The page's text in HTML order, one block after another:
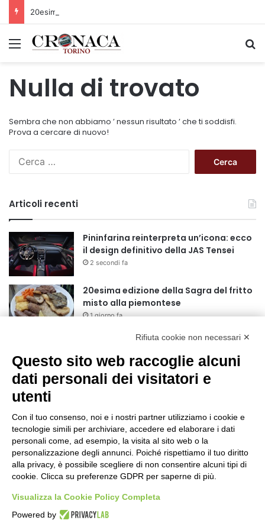
Menu
Nulla di trovato
Sembra che non abbiamo ’ nessun risultato ’ che ti soddisfi.
Prova a cercare di nuovo!
c
p
e
Articoli recenti
Pininfarina reinterpreta un’icona: ecco
il design definitivo della JAS Tensei
2 secondi fa
20esima edizione della Sagra del fritto
misto alla piemontese
1 giorno fa
Grande successo per la Mezza
Maratona di Sestriere “Memorial Pelle”
2 giorni fa
agosto
2 giorni fa
75 anni di INFN. La comunità, la storia, il
futuro della ricerca in fisica
fondamentale in Italia
Stop alla linea Torino-Bardonecchia
nel pieno della stagione turistica
Rifiuta cookie non necessari ✕
Questo sito web raccoglie alcuni
dati personali dei visitatori e
utenti
Con il tuo consenso, noi e i nostri partner utilizziamo i cookie e
tecnologie simili per archiviare, accedere ed elaborare i dati
personali come, ad esempio, la visita al sito web o la
personalizzazione degli annunci. Poiché rispettiamo il tuo diritto
alla privacy, è possibile scegliere di non consentire alcuni tipi di
cookie. Clicca su preferenze GDPR per saperne di più.
Visualizza la Cookie Policy Completa
Powered by